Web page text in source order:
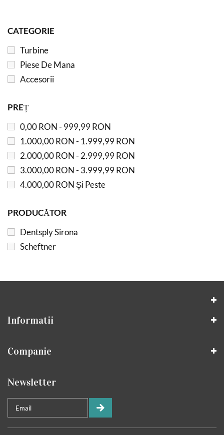
CATEGORIE
Turbine
Piese De Mana
Accesorii
PREȚ
0,00 RON- 999,99 RON
1.000,00 RON- 1.999,99 RON
2.000,00 RON- 2.999,99 RON
3.000,00 RON- 3.999,99 RON
4.000,00 RON Și Peste
PRODUCĂTOR
Dentsply Sirona
Scheftner
Informatii
Companie
Newsletter